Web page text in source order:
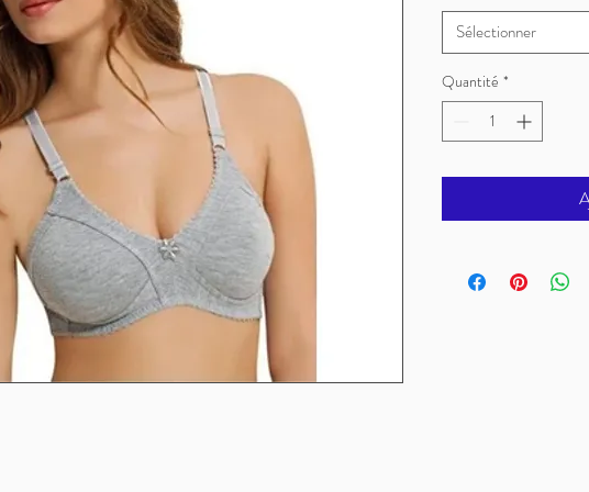
Sélectionner
Quantité *